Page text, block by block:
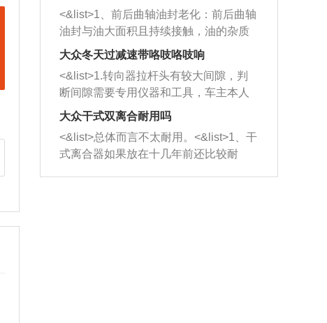
西取出来。但如果是因为积碳过多引起
的堵塞，就需要将三元催化器泡在草酸
洗剂对堵塞的情况得到解决，将清洗剂
放在燃油箱中，与燃油混合后，车辆启
动时，就可以和汽油一起进入到燃烧
室，最后形成废气排出，就可以让三元
催化器得到清洗，排气管堵塞的情况就
能够得到解决。
一圈半的练习，往右同样也要打相同的
圈数。 <&list>3、最后强调要反复练
习，这样就可以形成肌肉记忆，在真实
驾驶车辆时，不需要记忆也能打好方
向。
<&list>1、前后曲轴油封老化：前后曲轴
油封与油大面积且持续接触，油的杂质
和发动机内持续温度变化使其密封效果
逐渐减弱，导致渗油或漏油。<&list>2、
活塞间隙过大：积碳会使活塞环与缸体
的间隙扩大，导致机油流入燃烧室中，
造成烧机油。<&list>3、机油粘度。使用
机油粘度过小的话，同样会有烧机油现
象，机油粘度过小具有很好的流动性，
大众冬天过减速带咯吱咯吱响
<&list>1.转向器拉杆头有较大间隙，判
断间隙需要专用仪器和工具，车主本人
无法制作，需要将车辆送到修理厂或4s
店；<&list>2.车辆半轴套管防尘罩破
裂，破裂后会出现漏油现象，使半轴磨
损严重，磨损的半轴容易损坏，产生异
响；<&list>3.稳定器的转向胶套和球头
大众干式双离合耐用吗
<&list>总体而言不太耐用。<&list>1、干
式离合器如果放在十几年前还比较耐